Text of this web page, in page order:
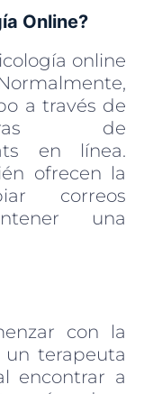
Online?
online
a través de
de
en línea.
ofrecen la
correos
una
con la
un terapeuta
encontrar a